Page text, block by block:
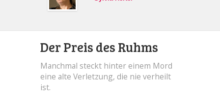
Der Preis des Ruhms
Manchmal steckt hinter einem Mord
eine alte Verletzung, die nie verheilt
ist.